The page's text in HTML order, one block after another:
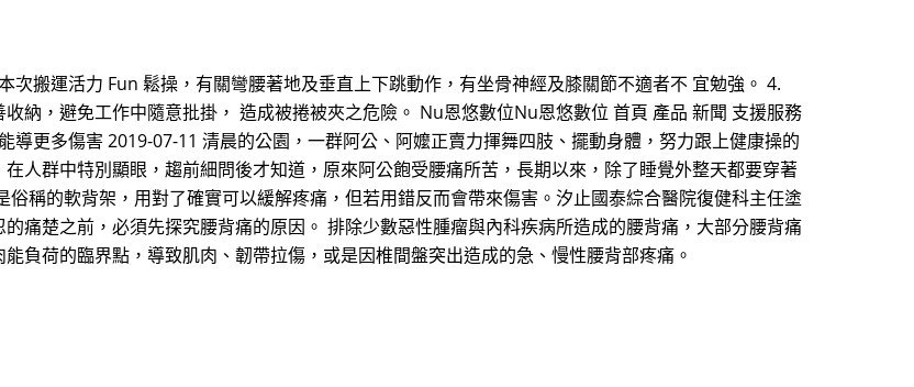
次搬運活力 Fun 鬆操，有關彎腰著地及垂直上下跳動作，有坐骨神經及膝關節不適者不 宜勉強。 4.
納，避免工作中隨意批掛， 造成被捲被夾之危險。 Nu恩悠數位Nu恩悠數位 首頁 產品 新聞 支援服務
導更多傷害 2019-07-11 清晨的公園，一群阿公、阿嬤正賣力揮舞四肢、擺動身體，努力跟上健康操的
人群中特別顯眼，趨前細問後才知道，原來阿公飽受腰痛所苦，長期以來，除了睡覺外整天都要穿著
稱的軟背架，用對了確實可以緩解疼痛，但若用錯反而會帶來傷害。汐止國泰綜合醫院復健科主任塗
痛楚之前，必須先探究腰背痛的原因。 排除少數惡性腫瘤與內科疾病所造成的腰背痛，大部分腰背痛
負荷的臨界點，導致肌肉、韌帶拉傷，或是因椎間盤突出造成的急、慢性腰背部疼痛。